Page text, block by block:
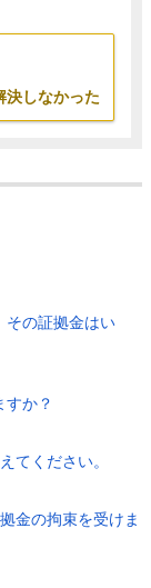
決しなかった
その証拠金はい
すか？
てください。
金の拘束を受けま